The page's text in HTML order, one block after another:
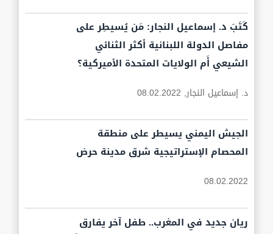
كَتَبَ د. إسماعيل النجار: مَن يُسيطِر على
مفاصل الدولة اللبنانية أكثر الثنائي
الشيعي أَم الولايات المتحدة الأميركية؟
د. إسماعيل النجار, 08.02.2022
الجيش اليمني يسيطر على منطقة
المحصام الإستراتيجية شرق مدينة حرض
08.02.2022
ريان جديد في المغرب.. طفل آخر يفارق